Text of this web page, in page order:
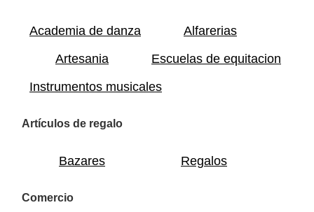
Academia de danza
Alfarerias
Artesania
Escuelas de equitacion
Instrumentos musicales
Artículos de regalo
Bazares Regalos
Comercio